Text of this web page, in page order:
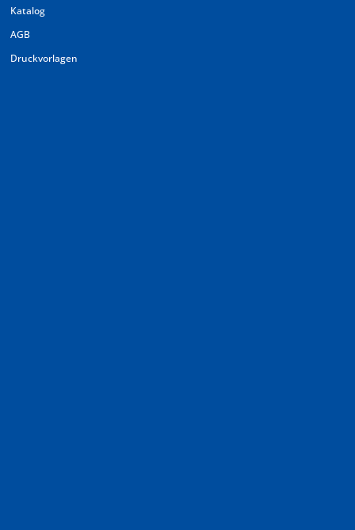
Katalog
AGB
Druckvorlagen